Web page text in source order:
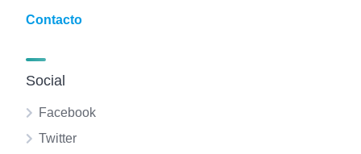
Contacto
Social
Facebook
Twitter